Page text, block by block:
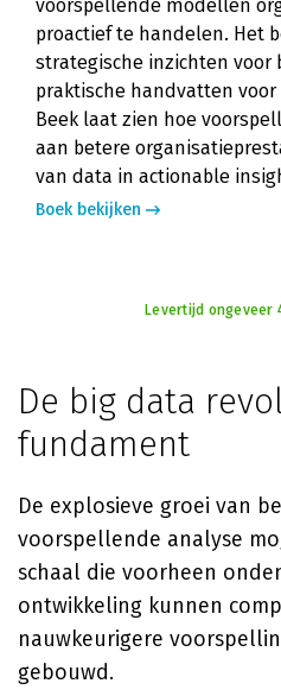
voorspellende modellen
proactief te handelen. Het
strategische inzichten voor
praktische handvatten
Beek laat zien hoe
aan betere
van data in actionable
Boek bekijken
Levertijd ongeveer
De big data
fundament
De explosieve groei van
voorspellende analyse
schaal die voorheen
ontwikkeling kunnen
nauwkeurigere
gebouwd.